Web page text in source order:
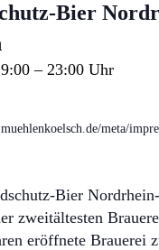
Beauftragte
Bier
– 23:00
meta/
Bier
zweitältesten
eröffnete Brauerei